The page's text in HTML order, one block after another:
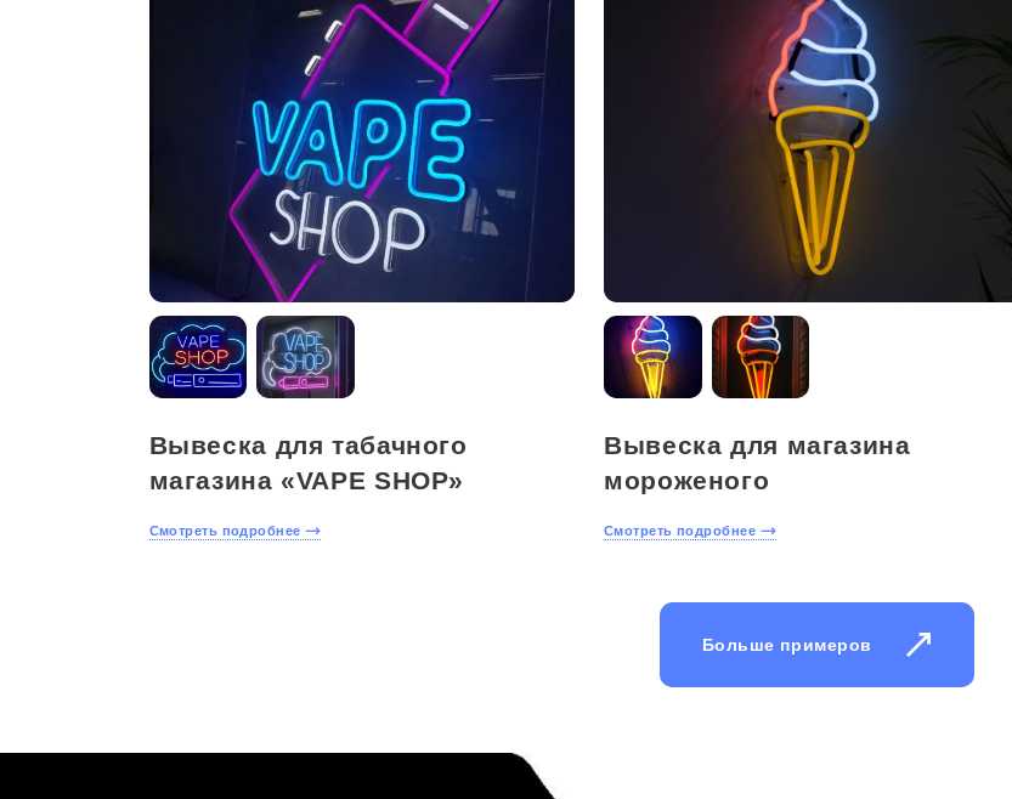
Вывеска для табачного
магазина «VAPE SHOP»
Смотреть подробнее
Вывеска для магазина
мороженого
Смотреть подробнее
Больше примеров